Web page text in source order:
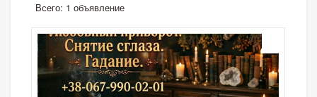
Всего: 1 объявление